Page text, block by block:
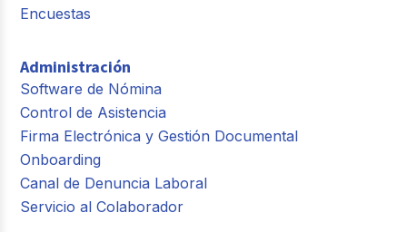
Encuestas
Administración
Software de Nómina
Control de Asistencia
Firma Electrónica y Gestión Documental
Onboarding
Canal de Denuncia Laboral
Servicio al Colaborador